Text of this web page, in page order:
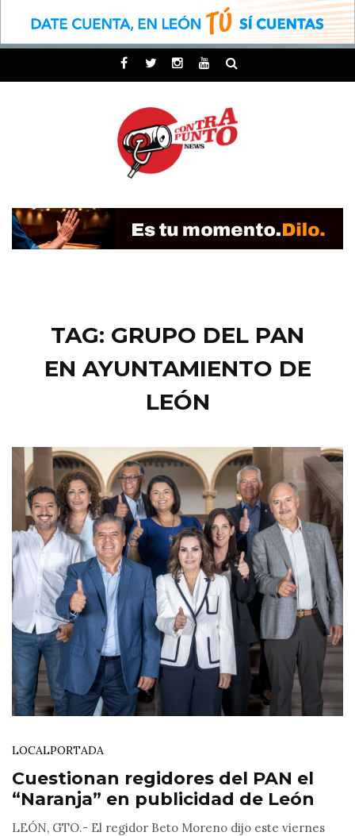
TAG: GRUPO DEL PAN
EN AYUNTAMIENTO DE
LEÓN
LOCALPORTADA
Cuestionan regidores del PAN el
“Naranja” en publicidad de León
LEÓN, GTO.- El regidor Beto Moreno dijo este viernes